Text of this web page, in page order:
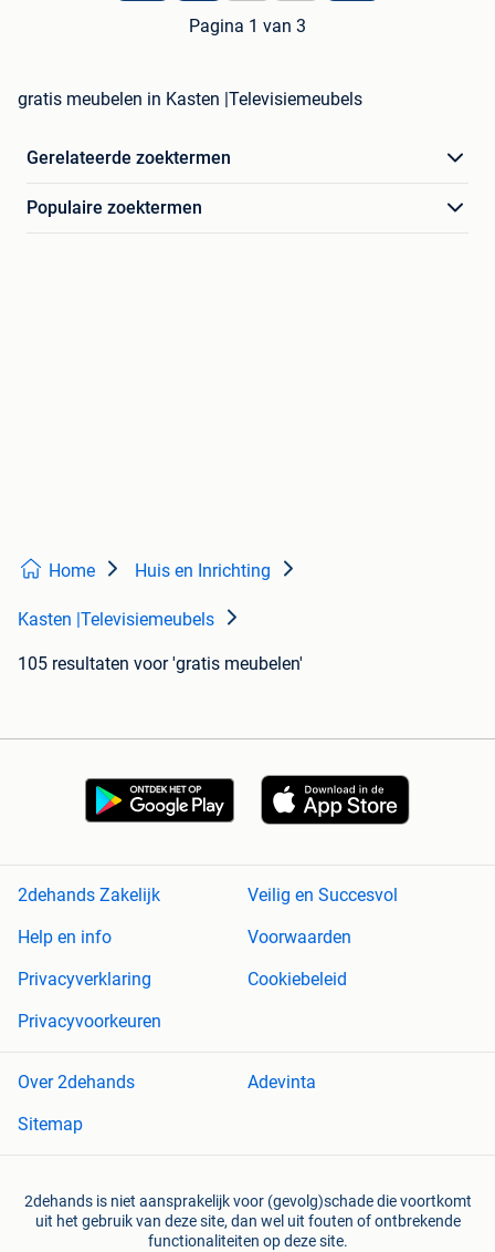
Pagina 1 van 3
gratis meubelen in Kasten |Televisiemeubels
Gerelateerde zoektermen
Populaire zoektermen
Home Huis en Inrichting
Kasten |Televisiemeubels
105 resultaten voor 'gratis meubelen'
2dehands Zakelijk
Veilig en Succesvol
Help en info
Voorwaarden
Privacyverklaring
Cookiebeleid
Privacyvoorkeuren
Over 2dehands
Adevinta
Sitemap
2dehands is niet aansprakelijk voor (gevolg)schade die voortkomt
uit het gebruik van deze site, dan wel uit fouten of ontbrekende
functionaliteiten op deze site.